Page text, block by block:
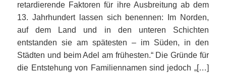
retardierende Faktoren für ihre Ausbreitung ab dem
13. Jahrhundert lassen sich benennen: Im Norden,
auf dem Land und in den unteren Schichten
entstanden sie am spätesten – im Süden, in den
Städten und beim Adel am frühesten.“ Die Gründe für
die Entstehung von Familiennamen sind jedoch „[…]